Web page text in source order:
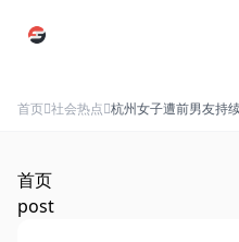
首页 社会热点 杭州女子遭前男友持
首页
post